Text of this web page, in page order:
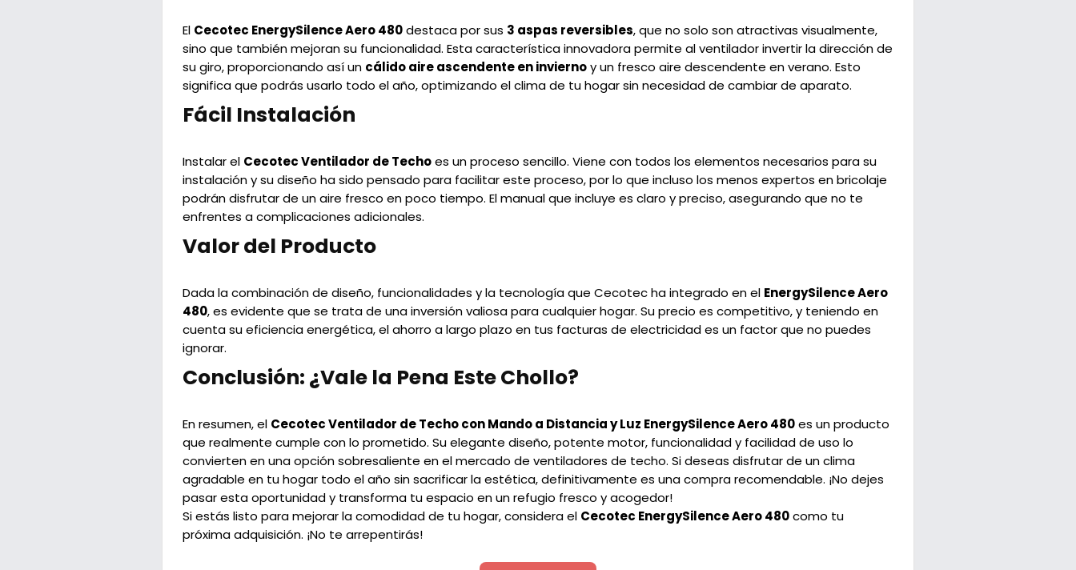
El Cecotec EnergySilence Aero 480destaca por sus 3 aspas reversibles, que no solo son atractivas visualmente,
sino que también mejoran su funcionalidad. Esta característica innovadora permite al ventilador invertir la dirección de
su giro, proporcionando así un cálido aire ascendente en inviernoy un fresco aire descendente en verano. Esto
significa que podrás usarlo todo el año, optimizando el clima de tu hogar sin necesidad de cambiar de aparato.
Fácil Instalación
Instalar el Cecotec Ventilador de Techoes un proceso sencillo. Viene con todos los elementos necesarios para su
instalación y su diseño ha sido pensado para facilitar este proceso, por lo que incluso los menos expertos en bricolaje
podrán disfrutar de un aire fresco en poco tiempo. El manual que incluye es claro y preciso, asegurando que no te
enfrentes a complicaciones adicionales.
Valor del Producto
Dada la combinación de diseño, funcionalidades y la tecnología que Cecotec ha integrado en el EnergySilence Aero
480, es evidente que se trata de una inversión valiosa para cualquier hogar. Su precio es competitivo, y teniendo en
cuenta su eficiencia energética, el ahorro a largo plazo en tus facturas de electricidad es un factor que no puedes
ignorar.
Conclusión: ¿Vale la Pena Este Chollo?
En resumen, el Cecotec Ventilador de Techo con Mando a Distancia y Luz EnergySilence Aero 480es un producto
que realmente cumple con lo prometido. Su elegante diseño, potente motor, funcionalidad y facilidad de uso lo
convierten en una opción sobresaliente en el mercado de ventiladores de techo. Si deseas disfrutar de un clima
agradable en tu hogar todo el año sin sacrificar la estética, definitivamente es una compra recomendable. ¡No dejes
pasar esta oportunidad y transforma tu espacio en un refugio fresco y acogedor!
Si estás listo para mejorar la comodidad de tu hogar, considera el Cecotec EnergySilence Aero 480como tu
próxima adquisición. ¡No te arrepentirás!